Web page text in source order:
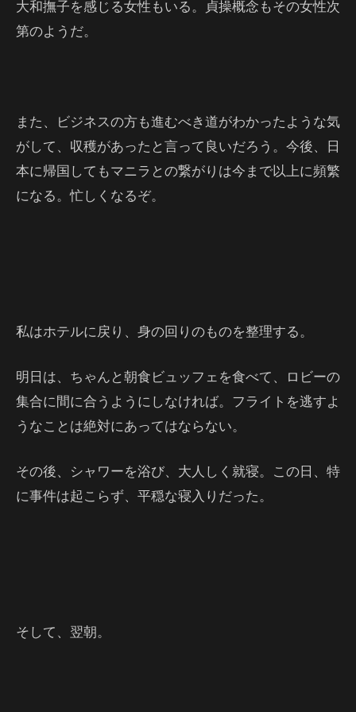
大和撫子を感じる女性もいる。貞操概念もその女性次
第のようだ。
また、ビジネスの方も進むべき道がわかったような気
がして、収穫があったと言って良いだろう。今後、日
本に帰国してもマニラとの繋がりは今まで以上に頻繁
になる。忙しくなるぞ。
私はホテルに戻り、身の回りのものを整理する。
明日は、ちゃんと朝食ビュッフェを食べて、ロビーの
集合に間に合うようにしなければ。フライトを逃すよ
うなことは絶対にあってはならない。
その後、シャワーを浴び、大人しく就寝。この日、特
に事件は起こらず、平穏な寝入りだった。
そして、翌朝。